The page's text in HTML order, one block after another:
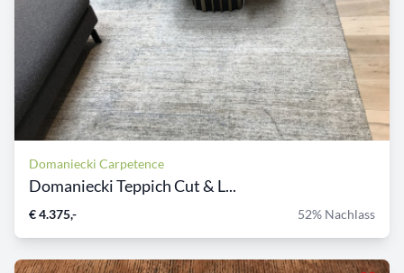
Domaniecki Carpetence
Domaniecki Teppich Cut & L...
€ 4.375,- 52% Nachlass